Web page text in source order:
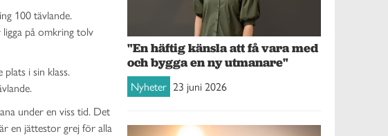
100 tävlande.
ligga på omkring tolv
i sin klass.
under en viss tid. Det
en jättestor grej för alla
"En häftig känsla att få vara med
och bygga en ny utmanare"
Nyheter 23 juni 2026